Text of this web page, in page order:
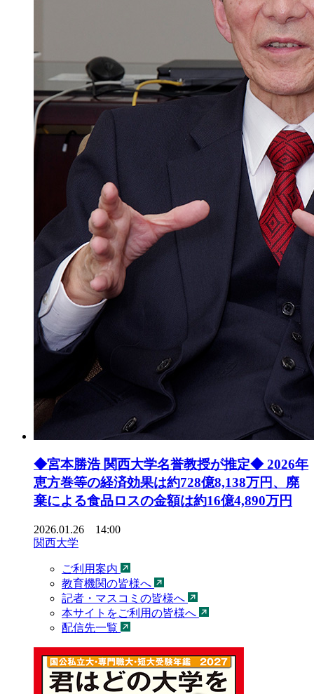
◆宮本勝浩 関西大学名誉教授が推定◆ 2026年
恵方巻等の経済効果は約728億8,138万円、廃
棄による食品ロスの金額は約16億4,890万円
2026.01.26 14:00
関西大学
ご利用案内
教育機関の皆様へ
記者・マスコミの皆様へ
本サイトをご利用の皆様へ
配信先一覧